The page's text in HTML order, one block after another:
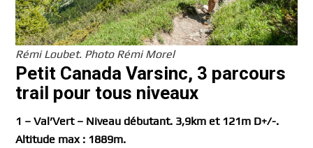
Rémi Loubet. Photo Rémi Morel
Petit Canada Varsinc, 3 parcours
trail pour tous niveaux
1 – Val’Vert – Niveau débutant. 3,9km et 121m D+/-.
Altitude max : 1889m.